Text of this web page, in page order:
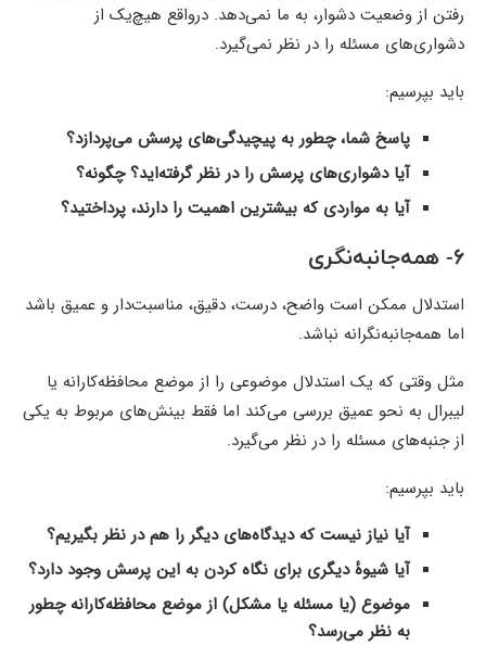
رفتن از وضعیت دشوار، به ما نمی‌دهد. درواقع هیچ‌یک از
دشواری‌های مسئله را در نظر نمی‌گیرد.
باید بپرسیم:
پاسخ شما، چطور به پیچیدگی‌های پرسش می‌پردازد؟
آیا دشواری‌های پرسش را در نظر گرفته‌اید؟ چگونه؟
آیا به مواردی که بیشترین اهمیت را دارند، پرداختید؟
۶- همه‌جانبه‌نگری
استدلال ممکن است واضح، درست، دقیق، مناسبت‌دار و عمیق باشد
اما همه‌جانبه‌نگرانه نباشد.
مثل وقتی که یک استدلال موضوعی را از موضع محافظه‌کارانه یا
لیبرال به نحو عمیق بررسی می‌کند اما فقط بینش‌های مربوط به یکی
از جنبه‌های مسئله را در نظر می‌گیرد.
باید بپرسیم:
آیا نیاز نیست که دیدگاه‌های دیگر را هم در نظر بگیریم؟
آیا شیوهٔ دیگری برای نگاه کردن به این پرسش وجود دارد؟
موضوع (یا مسئله یا مشکل) از موضع محافظه‌کارانه چطور
به نظر می‌رسد؟